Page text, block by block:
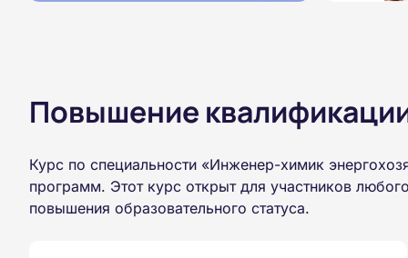
Повышение
Курс по специальности «Инженер-химик
программ. Этот курс открыт для участников
повышения образовательного статуса.